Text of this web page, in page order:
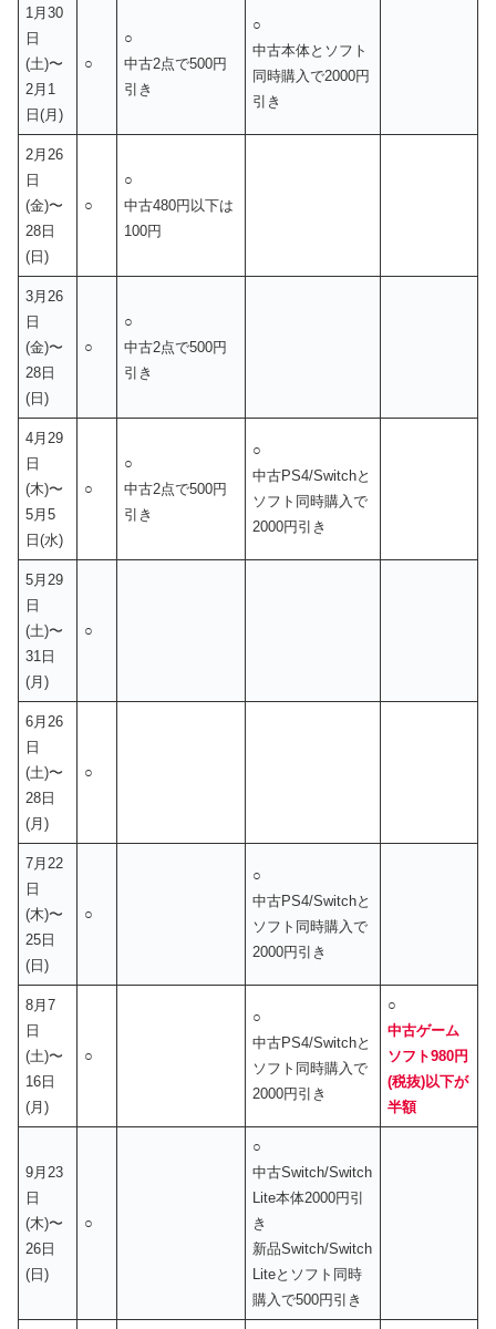
1月30
日
(土)〜
2月1
日(月)
○
○
中古2点で500円
引き
○
中古本体とソフト
同時購入で2000円
引き
2月26
日
(金)〜
28日
(日)
○
○
中古480円以下は
100円
3月26
日
(金)〜
28日
(日)
○
○
中古2点で500円
引き
4月29
日
(木)〜
5月5
日(水)
○
○
中古2点で500円
引き
○
中古PS4/Switchと
ソフト同時購入で
2000円引き
5月29
日
(土)〜
31日
(月)
○
6月26
日
(土)〜
28日
(月)
○
7月22
日
(木)〜
25日
(日)
○
○
中古PS4/Switchと
ソフト同時購入で
2000円引き
8月7
日
(土)〜
16日
(月)
○
○
中古PS4/Switchと
ソフト同時購入で
2000円引き
○
中古ゲーム
ソフト980円
(税抜)以下が
半額
9月23
日
(木)〜
26日
(日)
○
○
中古Switch/Switch
Lite本体2000円引
き
新品Switch/Switch
Liteとソフト同時
購入で500円引き